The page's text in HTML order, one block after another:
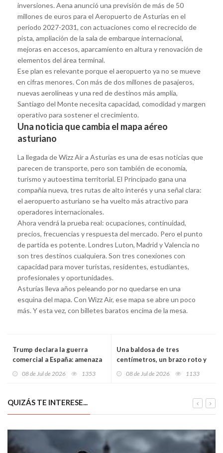
inversiones. Aena anunció una previsión de más de 50
millones de euros para el Aeropuerto de Asturias en el
periodo 2027-2031, con actuaciones como el recrecido de
pista, ampliación de la sala de embarque internacional,
mejoras en accesos, aparcamiento en altura y renovación de
elementos del área terminal.
Ese plan es relevante porque el aeropuerto ya no se mueve
en cifras menores. Con más de dos millones de pasajeros,
nuevas aerolíneas y una red de destinos más amplia,
Santiago del Monte necesita capacidad, comodidad y margen
operativo para sostener el crecimiento.
Una noticia que cambia el mapa aéreo
asturiano
La llegada de Wizz Air a Asturias es una de esas noticias que
parecen de transporte, pero son también de economía,
turismo y autoestima territorial. El Principado gana una
compañía nueva, tres rutas de alto interés y una señal clara:
el aeropuerto asturiano se ha vuelto más atractivo para
operadores internacionales.
Ahora vendrá la prueba real: ocupaciones, continuidad,
precios, frecuencias y respuesta del mercado. Pero el punto
de partida es potente. Londres Luton, Madrid y Valencia no
son tres destinos cualquiera. Son tres conexiones con
capacidad para mover turistas, residentes, estudiantes,
profesionales y oportunidades.
Asturias lleva años peleando por no quedarse en una
esquina del mapa. Con Wizz Air, ese mapa se abre un poco
más. Y esta vez, con billetes baratos encima de la mesa.
Trump declara la guerra
comercial a España: amenaza
08 de Jul de 2026 1353
Una baldosa de tres
centímetros, un brazo roto y
08 de Jul de 2026 1133
QUIZÁS TE INTERESE...